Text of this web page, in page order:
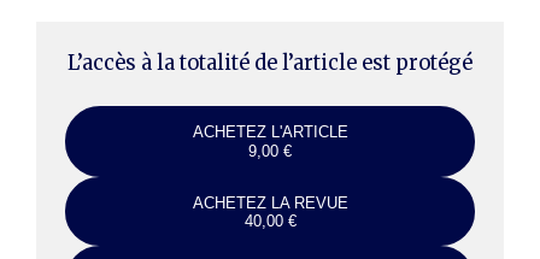
L’accès à la totalité de l’article est protégé
ACHETEZ L'ARTICLE
9,00 €
ACHETEZ LA REVUE
40,00 €